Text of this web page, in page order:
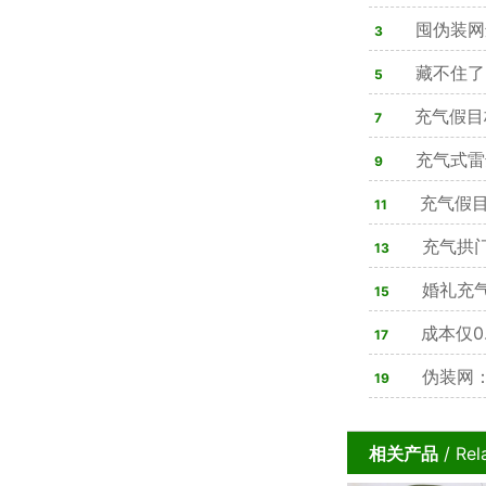
3
囤伪装
合法可用，隐
5
藏不住
双在线，4类
7
充气假
80%军方单位
9
充气式
心装备
11
充气假
实战训练痛点
13 充气拱
15
婚礼充
步搞定氛围感
17
成本仅
坦克
19 伪装网
相关产品 /